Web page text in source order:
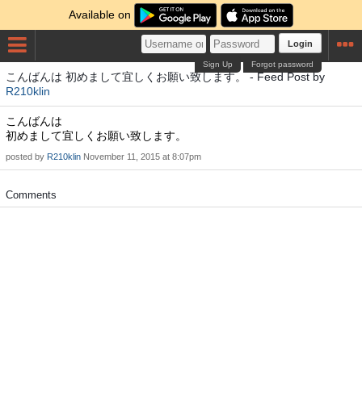
Available on
Login
Forgot password
Sign Up
こんばんは 初めまして宜しくお願い致します。 - Feed Post by
R210klin
こんばんは
初めまして宜しくお願い致します。
posted by R210klin November 11, 2015 at 8:07pm
Comments